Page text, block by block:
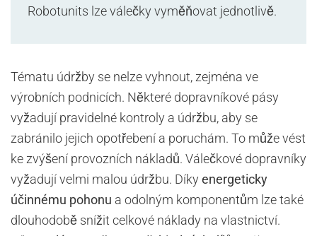
Robotunits lze válečky vyměňovat jednotlivě.
Tématu údržby se nelze vyhnout, zejména ve
výrobních podnicích. Některé dopravníkové pásy
vyžadují pravidelné kontroly a údržbu, aby se
zabránilo jejich opotřebení a poruchám. To může vést
ke zvýšení provozních nákladů. Válečkové dopravníky
vyžadují velmi malou údržbu. Díkyenergeticky
účinnému pohonu a odolným komponentům lze také
dlouhodobě snížit celkové náklady na vlastnictví.